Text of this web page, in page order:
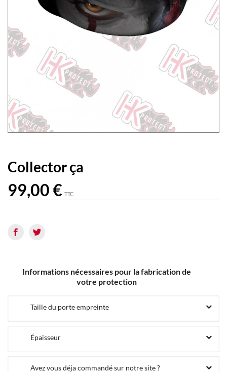
Collector ça
99,00 € TTC
Informations nécessaires pour la fabrication de
votre protection
Taille du porte empreinte
Épaisseur
Avez vous déja commandé sur notre site ?